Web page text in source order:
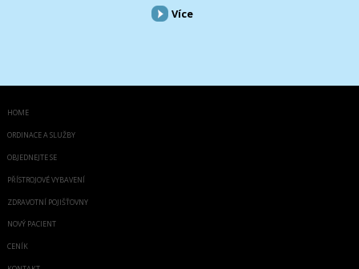
Více
HOME
ORDINACE A SLUŽBY
OBJEDNEJTE SE
PŘÍSTROJOVÉ VYBAVENÍ
ZDRAVOTNÍ POJIŠŤOVNY
NOVÝ PACIENT
CENÍK